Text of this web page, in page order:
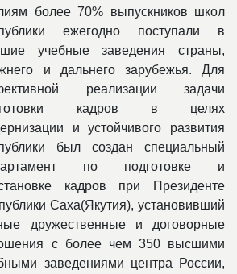
более 70% выпускников школ
ежегодно поступали в
учебные заведения страны,
и дальнего зарубежья. Для
реализации задачи
кадров в целях
и устойчивого развития
был создан специальный
по подготовке и
кадров при Президенте
Саха(Якутия), установивший
дружественные и договорные
с более чем 350 высшими
заведениями центра России,